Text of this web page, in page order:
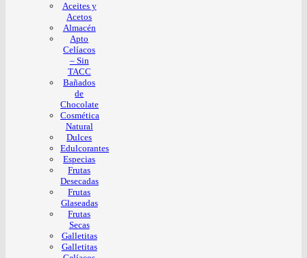
Aceites y
Acetos
Almacén
Apto
Celíacos
– Sin
TACC
Bañados
de
Chocolate
Cosmética
Natural
Dulces
Edulcorantes
Especias
Frutas
Desecadas
Frutas
Glaseadas
Frutas
Secas
Galletitas
Galletitas